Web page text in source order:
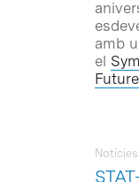
amb
el
Notícies